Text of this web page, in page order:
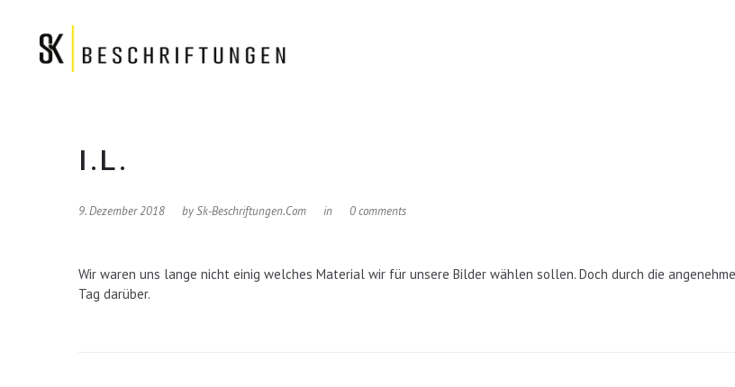
I.L.
9. Dezember 2018 bySk-Beschriftungen.com in 0 comments
Wir waren uns lange nicht einig welches Material wir für unsere Bilder wählen sollen. Doch durch die
Tag darüber.